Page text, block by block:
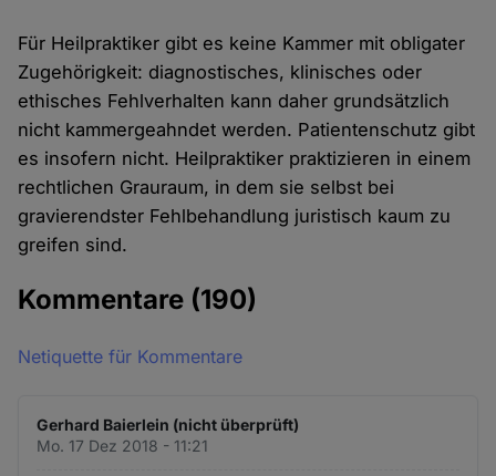
Für Heilpraktiker gibt es keine Kammer mit obligater
Zugehörigkeit: diagnostisches, klinisches oder
ethisches Fehlverhalten kann daher grundsätzlich
nicht kammergeahndet werden. Patientenschutz gibt
es insofern nicht. Heilpraktiker praktizieren in einem
rechtlichen Grauraum, in dem sie selbst bei
gravierendster Fehlbehandlung juristisch kaum zu
greifen sind.
Kommentare (190)
Netiquette für Kommentare
Gerhard Baierlein (nicht überprüft)
Mo. 17 Dez 2018 - 11:21